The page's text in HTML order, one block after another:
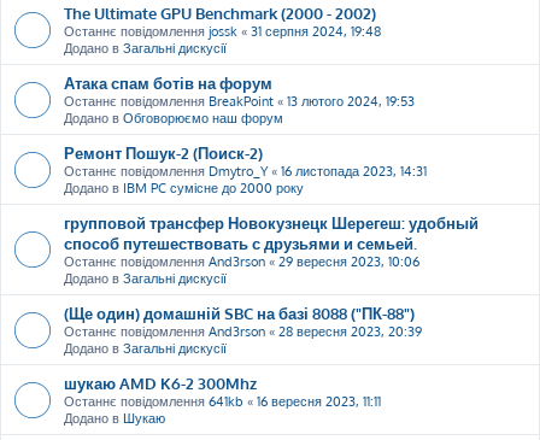
The Ultimate GPU Benchmark (2000 - 2002)
Останнє повідомлення jossk « 31 серпня 2024, 19:48
Додано в Загальні дискусії
Атака спам ботів на форум
Останнє повідомлення BreakPoint « 13 лютого 2024, 19:53
Додано в Обговорюємо наш форум
Ремонт Пошук-2 (Поиск-2)
Останнє повідомлення Dmytro_Y« 16 листопада 2023, 14:31
Додано в IBM PC сумісне до 2000 року
групповой трансфер Новокузнецк Шерегеш: удобный
способ путешествовать с друзьями и семьей.
Останнє повідомлення And3rson « 29 вересня 2023, 10:06
Додано в Загальні дискусії
(Ще один) домашній SBC на базі 8088 ("ПК-88")
Останнє повідомлення And3rson « 28 вересня 2023, 20:39
Додано в Загальні дискусії
шукаю AMD K6-2 300Mhz
Останнє повідомлення 641kb « 16 вересня 2023, 11:11
Додано в Шукаю